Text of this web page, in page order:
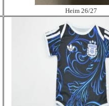
Heim 26/27